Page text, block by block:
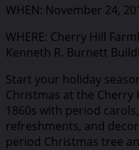
WHEN: November 24,
WHERE: Cherry Hill
Kenneth R. Burnett
Start your holiday
Christmas at the Cherry
1860s with period
refreshments, and
period Christmas tree